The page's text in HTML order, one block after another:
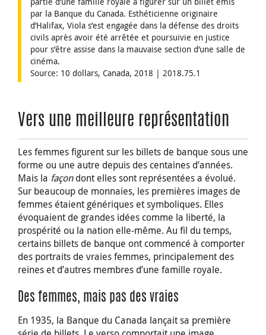
par la Banque du Canada. Esthéticienne originaire
d’Halifax, Viola s’est engagée dans la défense des droits
civils après avoir été arrêtée et poursuivie en justice
pour s’être assise dans la mauvaise section d’une salle de
cinéma.
Source: 10 dollars, Canada, 2018 | 2018.75.1
Vers une meilleure représentation
Les femmes figurent sur les billets de banque sous une
forme ou une autre depuis des centaines d’années.
Mais la façondont elles sont représentées a évolué.
Sur beaucoup de monnaies, les premières images de
femmes étaient génériques et symboliques. Elles
évoquaient de grandes idées comme la liberté, la
prospérité ou la nation elle-même. Au fil du temps,
certains billets de banque ont commencé à comporter
des portraits de vraies femmes, principalement des
reines et d’autres membres d’une famille royale.
Des femmes, mais pas des vraies
En 1935, la Banque du Canada lançait sa première